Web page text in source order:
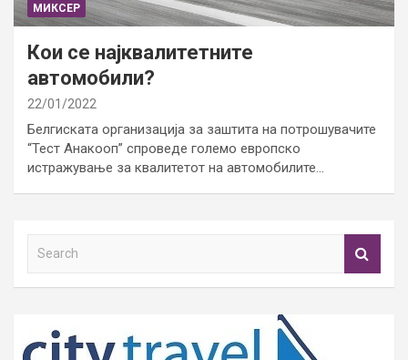
МИКСЕР
Кои се најквалитетните
автомобили?
22/01/2022
Белгиската организација за заштита на потрошувачите
“Тест Анакооп” спроведе големо европско
истражување за квалитетот на автомобилите…
h